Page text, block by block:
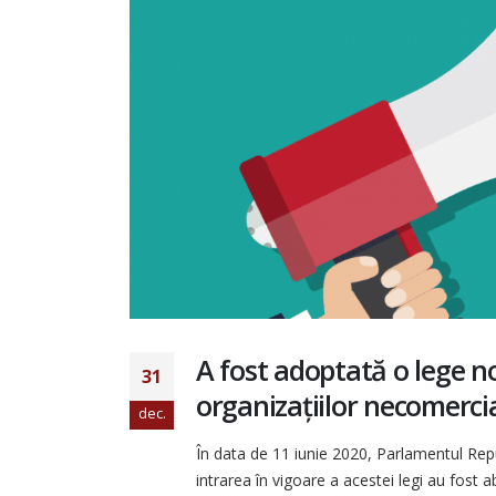
31
dec.
A fost adoptată o lege
organizațiilor
În data de 11 iunie 2020, Parlamentul
intrarea în vigoare a acestei legi au fost
Raport pentru ciclul IV al Evaluării
Periodice Universale Republica Moldova
20 iulie 2026
Antreprenoriatul social în
prim-plan: retrospectiva
activităților AOPD din lunile
mai–iunie
30 iunie 2026
Angajamente durabile
incluziunea persoanelor cu
dizabilități, bazate pe un
parteneriat dintre autoritățile centrale
și societatea civilă